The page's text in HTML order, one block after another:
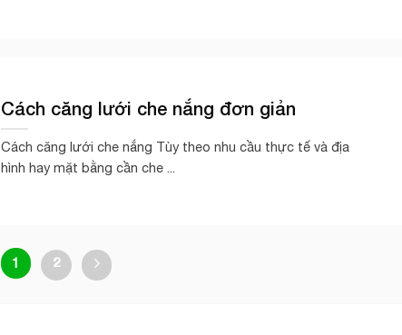
Cách căng lưới che nắng đơn giản
Cách căng lưới che nắng Tùy theo nhu cầu thực tế và địa
hình hay mặt bằng cần che ...
1 2